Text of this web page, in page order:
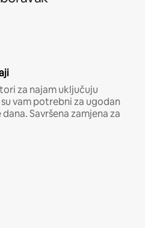
za najam uključuju
vam potrebni za ugodan
Savršena zamjena za